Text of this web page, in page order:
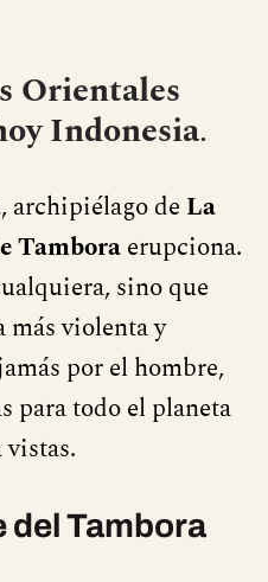
Orientales
Indonesia.
, archipiélago de La
Tamboraerupciona.
sino que
más violenta y
por el hombre,
para todo el planeta
del Tambora